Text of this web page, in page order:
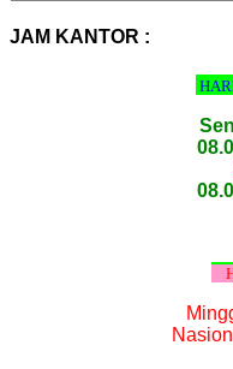
JAM KANTOR :